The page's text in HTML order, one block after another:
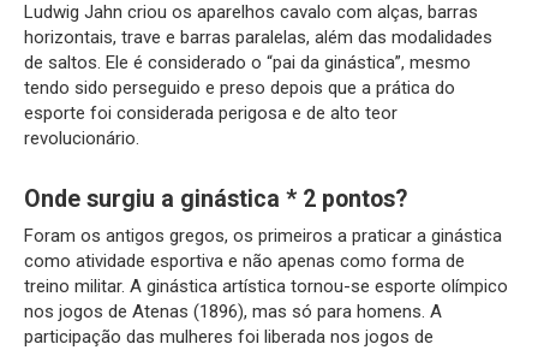
Ludwig Jahn criou os aparelhos cavalo com alças, barras
horizontais, trave e barras paralelas, além das modalidades
de saltos. Ele é considerado o “pai da ginástica”, mesmo
tendo sido perseguido e preso depois que a prática do
esporte foi considerada perigosa e de alto teor
revolucionário.
Onde surgiu a ginástica * 2 pontos?
Foram os antigos gregos, os primeiros a praticar a ginástica
como atividade esportiva e não apenas como forma de
treino militar. A ginástica artística tornou-se esporte olímpico
nos jogos de Atenas (1896), mas só para homens. A
participação das mulheres foi liberada nos jogos de